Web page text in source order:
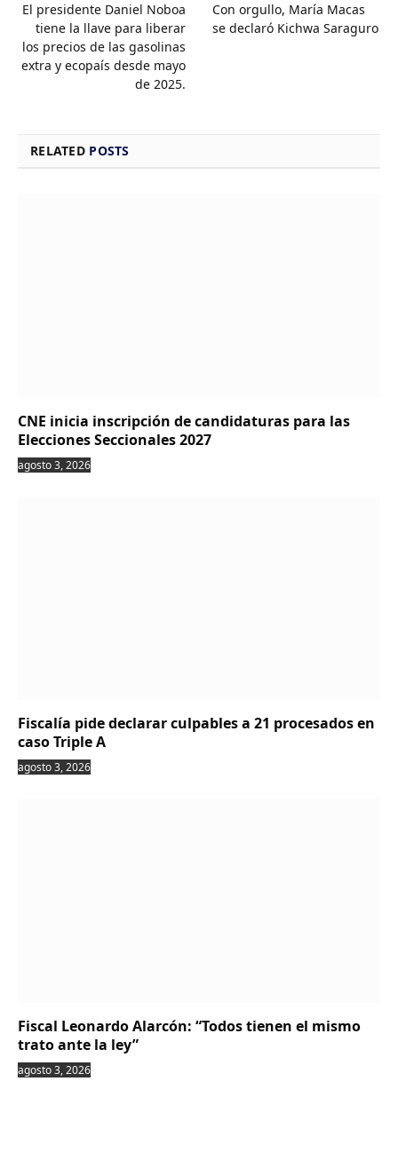
El presidente Daniel Noboa
tiene la llave para liberar
los precios de las gasolinas
extra y ecopaís desde mayo
de 2025.
Con orgullo, María Macas
se declaró Kichwa Saraguro
RELATED POSTS
CNE inicia inscripción de candidaturas para las
Elecciones Seccionales 2027
agosto 3, 2026
Fiscalía pide declarar culpables a 21 procesados en
caso Triple A
agosto 3, 2026
Fiscal Leonardo Alarcón: “Todos tienen el mismo
trato ante la ley”
agosto 3, 2026